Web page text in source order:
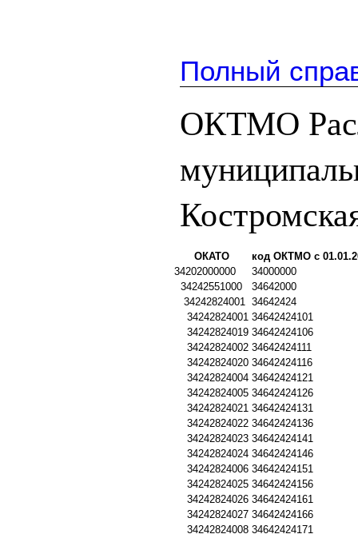
Полный
ОКТМО
ОКАТО
код ОКТМО с
34202000000
34000000
34242551000
34642000
34242824001 34642424
34242824001 34642424101
34242824019 34642424106
34242824002 34642424111
34242824020 34642424116
34242824004 34642424121
34242824005 34642424126
34242824021 34642424131
34242824022 34642424136
34242824023 34642424141
34242824024 34642424146
34242824006 34642424151
34242824025 34642424156
34242824026 34642424161
34242824027 34642424166
34242824008 34642424171